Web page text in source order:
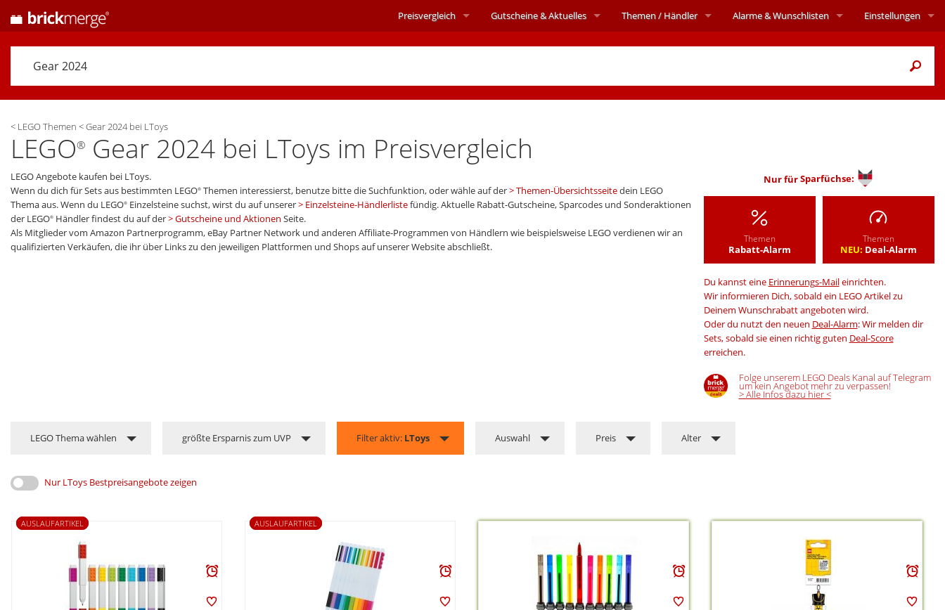
< LEGO Themen <Gear 2024 bei LToys
LEGO® Gear 2024 bei LToys im Preisvergleich
LEGO Angebote kaufen bei LToys.
Wenn du dich für Sets aus bestimmten LEGO® Themen interessierst, benutze bitte die Suchfunktion, oder wähle auf der Themen-Übersichtsseitedein LEGO
Thema aus. Wenn du LEGO® Einzelsteine suchst, wirst du auf unserer Einzelsteine-Händlerlistefündig. Aktuelle Rabatt-Gutscheine, Sparcodes und Sonderaktionen
der LEGO® Händler findest du auf der Gutscheine und Aktionen Seite.
Als Mitglieder vom Amazon Partnerprogramm, eBay Partner Network und anderen Affiliate-Programmen von Händlern wie beispielsweise LEGO verdienen wir an
qualifizierten Verkäufen, die ihr über Links zu den jeweiligen Plattformen und Shops auf unserer Website abschließt.
Nur fürSparfüchse:
Themen
Rabatt-Alarm
Themen
NEU: Deal-Alarm
Du kannst eine Erinnerungs-Maileinrichten.
Wir informieren Dich, sobald ein LEGO Artikel zu
Deinem Wunschrabatt angeboten wird.
Oder du nutzt den neuen Deal-Alarm: Wir melden dir
Sets, sobald sie einen richtig guten Deal-Score
erreichen.
Folge unserem LEGO Deals Kanal auf Telegram
um kein Angebot mehr zu verpassen!
> Alle Infos dazu hier <
LEGO Thema wählen größte Ersparnis zum UVP Filter aktiv: LToys Auswahl Preis Alter
Nur LToys Bestpreisangebote zeigen
AUSLAUFARTIKEL AUSLAUFARTIKEL
Preisvergleich Gutscheine &Aktuelles Themen/ Händler Alarme& Wunschlisten Einstellungen